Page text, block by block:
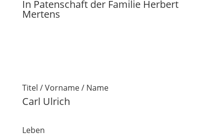
In Patenschaft der Familie Herbert
Mertens
Titel / Vorname / Name
Carl Ulrich
Leben